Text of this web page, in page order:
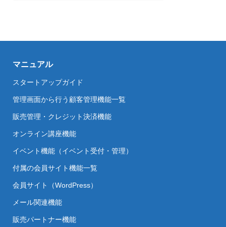
マニュアル
スタートアップガイド
管理画面から行う顧客管理機能一覧
販売管理・クレジット決済機能
オンライン講座機能
イベント機能（イベント受付・管理）
付属の会員サイト機能一覧
会員サイト（WordPress）
メール関連機能
販売パートナー機能